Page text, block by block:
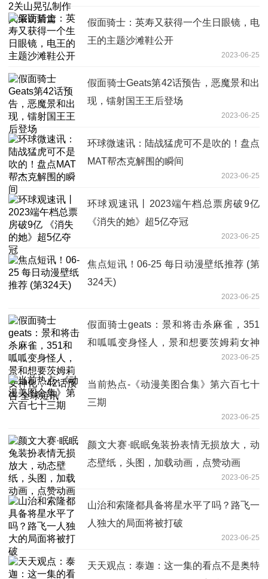
假面骑士：英寿又获得一个生日眼镜，电
王的主题沙滩鞋公开
2023-06-25
假面骑士Geats第42话预告，恶魔景和出
现，镭射国王王后登场
2023-06-25
环球微速讯：陆战猛虎可不是吹的！盘点
MAT帮杰克解围的瞬间
2023-06-25
环球观速讯丨2023端午档总票房破9亿
《消失的她》超5亿夺冠
2023-06-25
焦点短讯！06-25 每日动漫壁纸推荐 (第
324天)
2023-06-25
假面骑士geats：景和将击杀麻雀，351
和呱呱变身怪人，景和想要茨姆莉女神
2023-06-25
当前热点-《动漫美图合集》第六百七十
三期
2023-06-25
颜文大赛·眠眠兔装扮表情无损放大，动
态壁纸，头图，加载动画，点赞动画
2023-06-25
山治和索隆都具备将星水平了吗？路飞一
人独大的局面将被打破
2023-06-25
天天观点：泰迦：这一集的看点不是奥特